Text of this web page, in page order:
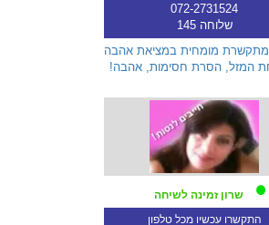
072-2731524
שלוחה 145
המתקשרת מומחית במציאת אהבה
המזל, הסרת חסימות, אהבה!
שרון זמינה לשיחה
התקשרו עכשיו מכל טלפון